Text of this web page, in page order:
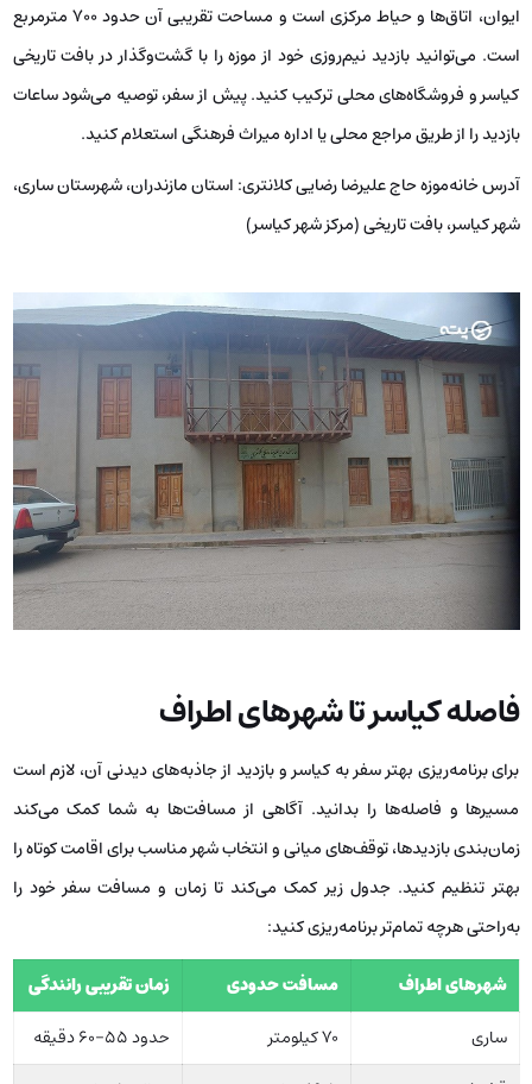
ایوان، اتاق‌ها و حیاط مرکزی است و مساحت تقریبی آن حدود ۷۰۰ مترمربع
است. می‌توانید بازدید نیم‌روزی خود از موزه را با گشت‌وگذار در بافت تاریخی
کیاسر و فروشگاه‌های محلی ترکیب کنید. پیش از سفر، توصیه می‌شود ساعات
بازدید را از طریق مراجع محلی یا اداره میراث فرهنگی استعلام کنید.
آدرس خانه‌موزه حاج علیرضا رضایی کلانتری: استان مازندران، شهرستان ساری،
شهر کیاسر، بافت تاریخی (مرکز شهر کیاسر)
فاصله کیاسر تا شهرهای اطراف
برای برنامه‌ریزی بهتر سفر به کیاسر و بازدید از جاذبه‌های دیدنی آن، لازم است
مسیرها و فاصله‌ها را بدانید. آگاهی از مسافت‌ها به شما کمک می‌کند
زمان‌بندی بازدیدها، توقف‌های میانی و انتخاب شهر مناسب برای اقامت کوتاه را
بهتر تنظیم کنید. جدول زیر کمک می‌کند تا زمان و مسافت سفر خود را
به‌راحتی هرچه تمام‌تر برنامه‌ریزی کنید:
شهرهای اطراف مسافت حدودی
زمان تقریبی رانندگی
ساری
۷۰ کیلومتر
حدود ۵۵–۶۰ دقیقه